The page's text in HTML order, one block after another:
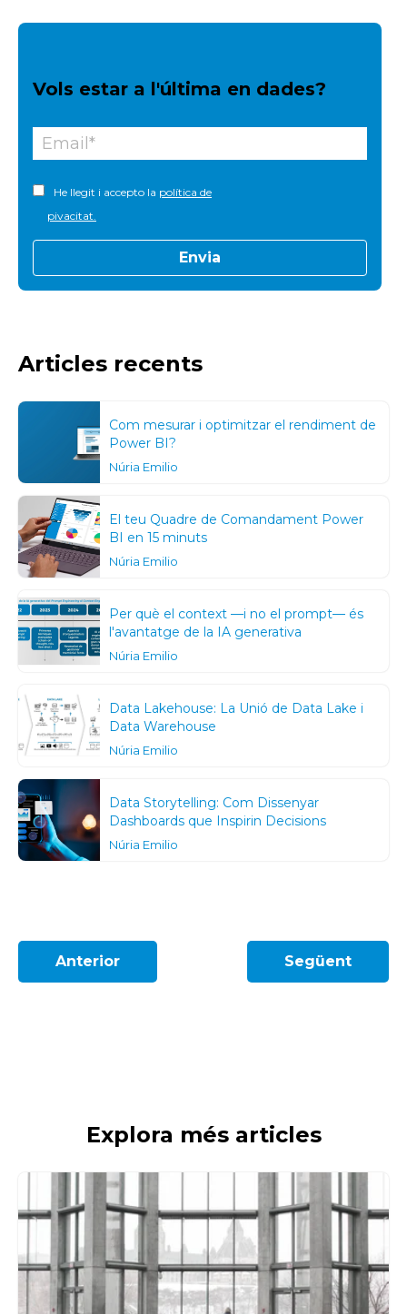
Vols estar a l'última en dades?
He llegit i accepto la política de
pivacitat.
Articles recents
Com mesurar i optimitzar el rendiment de
Power BI?
Núria Emilio
El teu Quadre de Comandament Power
BI en 15 minuts
Núria Emilio
Per què el context —i no el prompt— és
l'avantatge de la IA generativa
Núria Emilio
Data Lakehouse: La Unió de Data Lake i
Data Warehouse
Núria Emilio
Data Storytelling: Com Dissenyar
Dashboards que Inspirin Decisions
Núria Emilio
Anterior Següent
Explora més articles